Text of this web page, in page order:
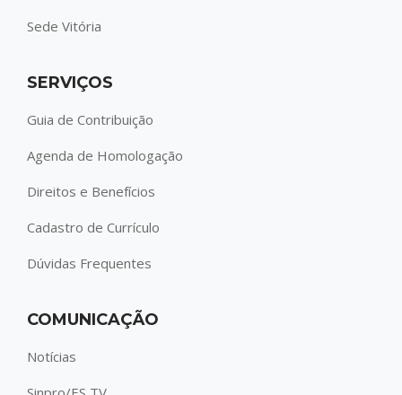
Sede Vitória
SERVIÇOS
Guia de Contribuição
Agenda de Homologação
Direitos e Benefícios
Cadastro de Currículo
Dúvidas Frequentes
COMUNICAÇÃO
Notícias